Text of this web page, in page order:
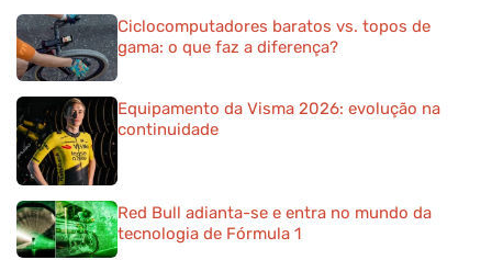
Ciclocomputadores baratos vs. topos de
gama: o que faz a diferença?
Equipamento da Visma 2026: evolução na
continuidade
Red Bull adianta-se e entra no mundo da
tecnologia de Fórmula 1